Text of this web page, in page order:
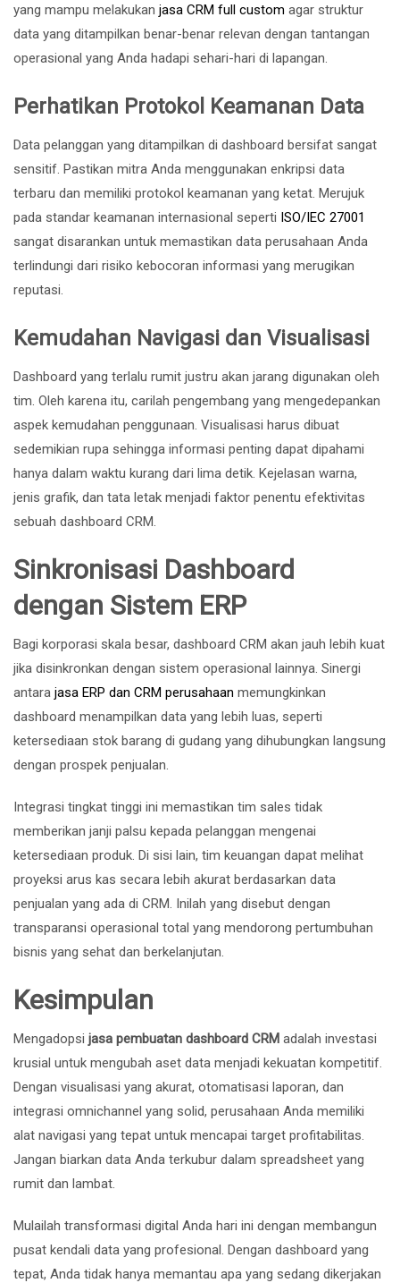
yang mampu melakukan jasa CRM full custom agar struktur
data yang ditampilkan benar-benar relevan dengan tantangan
operasional yang Anda hadapi sehari-hari di lapangan.
Perhatikan Protokol Keamanan Data
Data pelanggan yang ditampilkan di dashboard bersifat sangat
sensitif. Pastikan mitra Anda menggunakan enkripsi data
terbaru dan memiliki protokol keamanan yang ketat. Merujuk
pada standar keamanan internasional seperti ISO/IEC 27001
sangat disarankan untuk memastikan data perusahaan Anda
terlindungi dari risiko kebocoran informasi yang merugikan
reputasi.
Kemudahan Navigasi dan Visualisasi
Dashboard yang terlalu rumit justru akan jarang digunakan oleh
tim. Oleh karena itu, carilah pengembang yang mengedepankan
aspek kemudahan penggunaan. Visualisasi harus dibuat
sedemikian rupa sehingga informasi penting dapat dipahami
hanya dalam waktu kurang dari lima detik. Kejelasan warna,
jenis grafik, dan tata letak menjadi faktor penentu efektivitas
sebuah dashboard CRM.
Sinkronisasi Dashboard
dengan Sistem ERP
Bagi korporasi skala besar, dashboard CRM akan jauh lebih kuat
jika disinkronkan dengan sistem operasional lainnya. Sinergi
antara jasa ERP dan CRM perusahaan memungkinkan
dashboard menampilkan data yang lebih luas, seperti
ketersediaan stok barang di gudang yang dihubungkan langsung
dengan prospek penjualan.
Integrasi tingkat tinggi ini memastikan tim sales tidak
memberikan janji palsu kepada pelanggan mengenai
ketersediaan produk. Di sisi lain, tim keuangan dapat melihat
proyeksi arus kas secara lebih akurat berdasarkan data
penjualan yang ada di CRM. Inilah yang disebut dengan
transparansi operasional total yang mendorong pertumbuhan
bisnis yang sehat dan berkelanjutan.
Kesimpulan
Mengadopsi jasa pembuatan dashboard CRM adalah investasi
krusial untuk mengubah aset data menjadi kekuatan kompetitif.
Dengan visualisasi yang akurat, otomatisasi laporan, dan
integrasi omnichannel yang solid, perusahaan Anda memiliki
alat navigasi yang tepat untuk mencapai target profitabilitas.
Jangan biarkan data Anda terkubur dalam spreadsheet yang
rumit dan lambat.
Mulailah transformasi digital Anda hari ini dengan membangun
pusat kendali data yang profesional. Dengan dashboard yang
tepat, Anda tidak hanya memantau apa yang sedang dikerjakan